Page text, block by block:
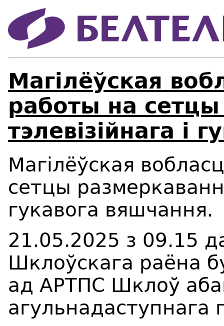
Магілёўская
работы на
тэлевізійнага і
Магілёўская
сетцы
гукавога вяшчання.
21.05.2025 з 09.15
Шклоўскага раёна
ад АРТПС Шклоў